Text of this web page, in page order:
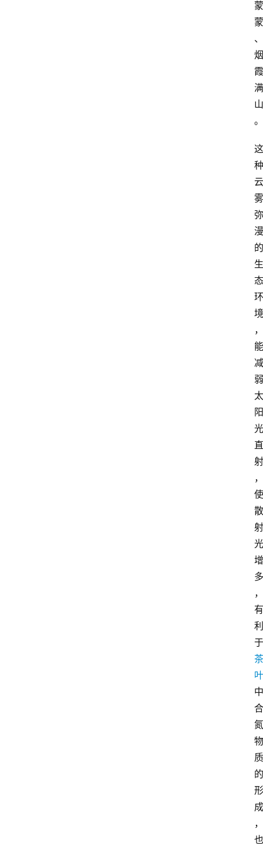
蒙
蒙
、
烟
霞
满
山
。
这
种
云
雾
弥
漫
的
生
态
环
境
，
能
减
弱
太
阳
光
直
射
，
使
散
射
光
增
多
，
有
利
于
茶
叶
中
合
氮
物
质
的
形
成
，
也